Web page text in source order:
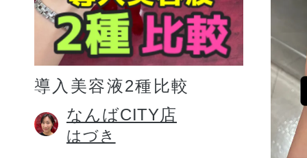
プリマモイスト
スキンクリア
クレンズオイル
導入美容液2種比較
なんばCITY店
はづき